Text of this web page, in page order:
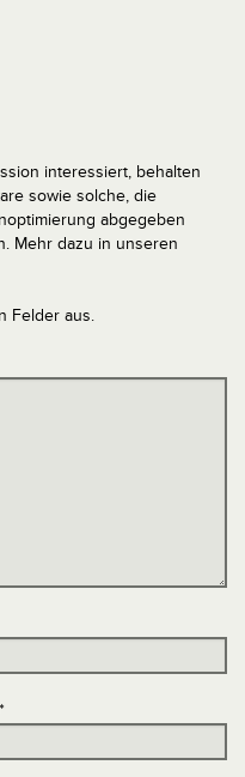
interessiert, behalten
sowie solche, die
abgegeben
Mehr dazu in unseren
Felder aus.
*